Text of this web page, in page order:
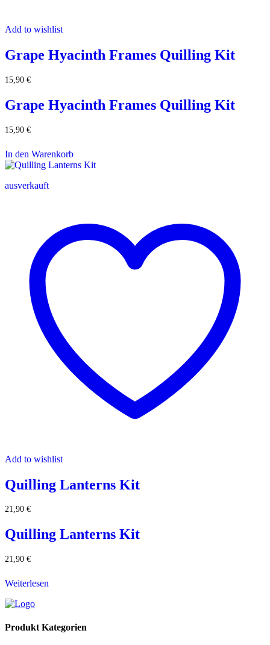
Add to wishlist
Grape Hyacinth Frames Quilling Kit
15,90 €
Grape Hyacinth Frames Quilling Kit
15,90 €
In den Warenkorb
ausverkauft
Add to wishlist
Quilling Lanterns Kit
21,90 €
Quilling Lanterns Kit
21,90 €
Weiterlesen
Produkt Kategorien